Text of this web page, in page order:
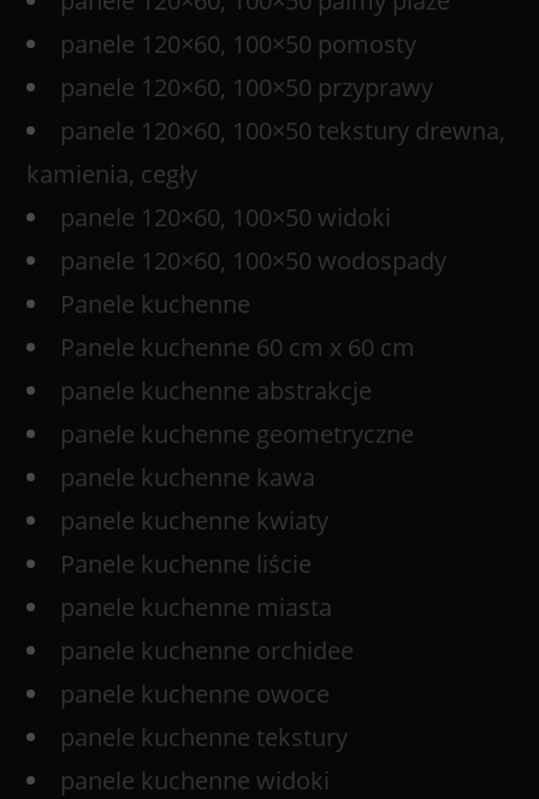
panele 120×60, 100×50 pomosty
panele 120×60, 100×50 przyprawy
panele 120×60, 100×50 tekstury drewna,
kamienia, cegły
panele 120×60, 100×50 widoki
panele 120×60, 100×50 wodospady
Panele kuchenne
Panele kuchenne 60 cm x 60 cm
panele kuchenne abstrakcje
panele kuchenne geometryczne
panele kuchenne kawa
panele kuchenne kwiaty
Panele kuchenne liście
panele kuchenne miasta
panele kuchenne orchidee
panele kuchenne owoce
panele kuchenne tekstury
panele kuchenne widoki